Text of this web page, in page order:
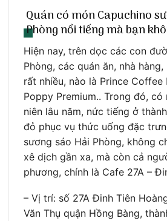
Quán có món Capuchino
Phòng nổi tiếng mà bạn
Hiện nay, trên dọc các con
Phòng, các quán ăn, nhà
rất nhiều, nào là Prince Coffee
Poppy Premium.. Trong đó,
niên lâu năm, nức tiếng ở
đỏ phục vụ thức uống đặc
sương sáo Hải Phòng, không
xê dịch gần xa, mà còn cả
phương, chính là Cafe 27A –
– Vị trí: số 27A Đinh Tiên
Văn Thụ quận Hồng Bàng,